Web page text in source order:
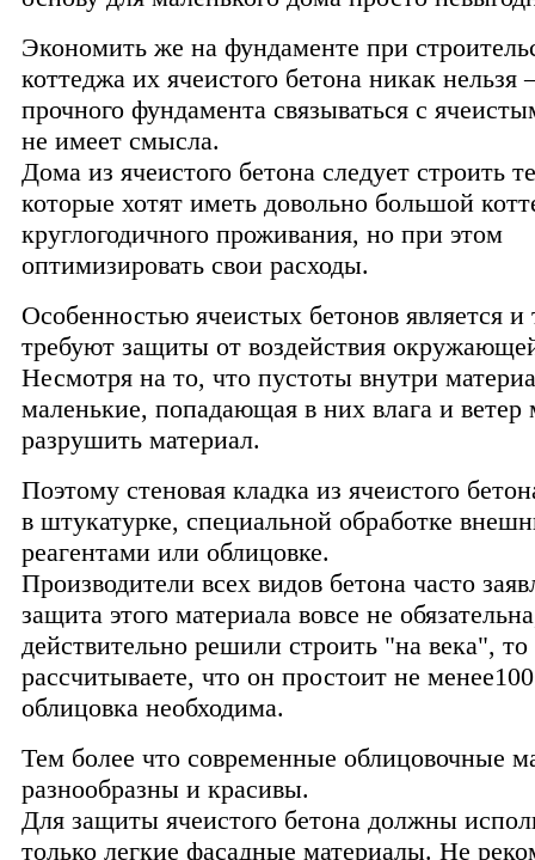
Экономить же на фундаменте при
коттеджа их ячеистого бетона никак нельзя
прочного фундамента связываться с
не имеет смысла.
Дома из ячеистого бетона следует строить
которые хотят иметь довольно большой
круглогодичного проживания, но при этом
оптимизировать свои расходы.
Особенностью ячеистых бетонов является и
требуют защиты от воздействия
Несмотря на то, что пустоты внутри
маленькие, попадающая в них влага и ветер
разрушить материал.
Поэтому стеновая кладка из ячеистого
в штукатурке, специальной обработке
реагентами или облицовке.
Производители всех видов бетона часто
защита этого материала вовсе не
действительно решили строить "на века", то
рассчитываете, что он простоит не
облицовка необходима.
Тем более что современные облицовочные
разнообразны и красивы.
Для защиты ячеистого бетона должны
только легкие фасадные материалы. Не